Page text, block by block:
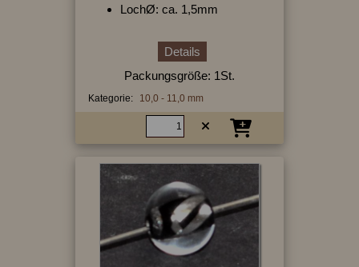
LochØ: ca. 1,5mm
Details
Packungsgröße: 1St.
Kategorie: 10,0 - 11,0 mm